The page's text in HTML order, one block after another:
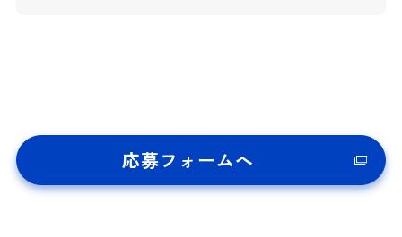
応募フォームへ